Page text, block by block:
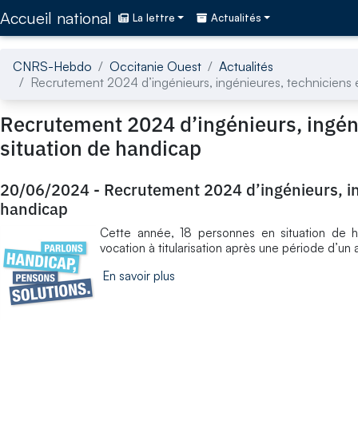
Accueil national La lettre Actualités
CNRS-Hebdo Occitanie Ouest
Actualités
Recrutement 2024 d’ingénieurs, ingénieures,
Recrutement 2024 d’ingénieurs,
situation de handicap
20/06/2024 - Recrutement 2024 d’ingénieurs,
handicap
Cette année, 18 personnes en situation de
vocation à titularisation après une période d’un
En savoir plus